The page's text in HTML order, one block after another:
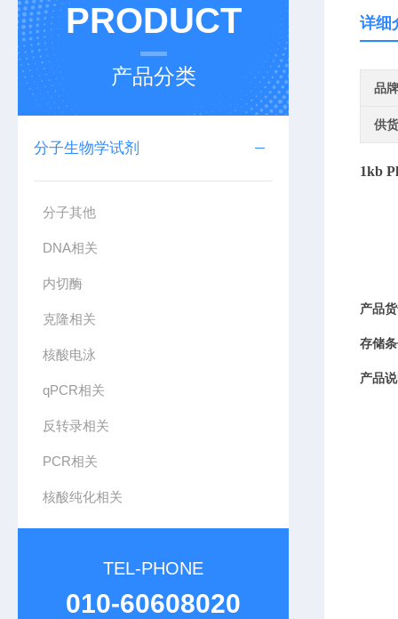
PRODUCT
产品分类
分子生物学试剂
分子其他
DNA相关
内切酶
克隆相关
核酸电泳
qPCR相关
反转录相关
PCR相关
核酸纯化相关
TEL-PHONE
010-60608020
详细
品牌
供
1kb
产品
存储
产品